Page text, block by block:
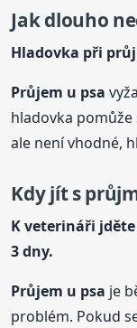
Jak dlouho
Hladovka při
Průjem u psa
hladovka
ale není vhodné,
Kdy jít s
K veterináři
3 dny.
Průjem u psa je
problém. Pokud